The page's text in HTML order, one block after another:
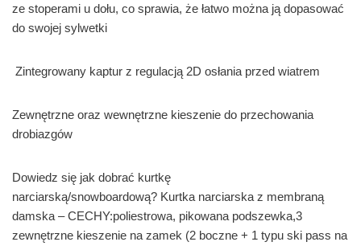
ze stoperami u dołu, co sprawia, że łatwo można ją dopasować
do swojej sylwetki
Zintegrowany kaptur z regulacją 2D osłania przed wiatrem
Zewnętrzne oraz wewnętrzne kieszenie do przechowania
drobiazgów
Dowiedz się jak dobrać kurtkę
narciarską/snowboardową? Kurtka narciarska z membraną
damska – CECHY:poliestrowa, pikowana podszewka,3
zewnętrzne kieszenie na zamek (2 boczne + 1 typu ski pass na